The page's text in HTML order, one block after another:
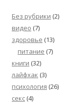
Без рубрики (2)
видео (7)
здоровье (13)
питание (7)
книги (32)
лайфхак (3)
психология (26)
секс (4)